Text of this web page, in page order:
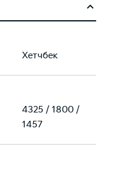
Хетчбек
4325 / 1800 /
1457